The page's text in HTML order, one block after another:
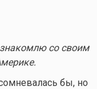
со своим
бы, но